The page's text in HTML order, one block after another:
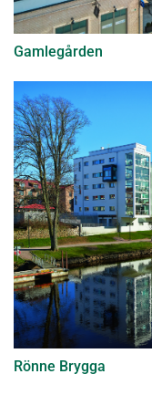
Gamlegården
Rönne Brygga